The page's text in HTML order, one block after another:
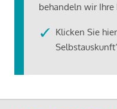
behandeln wir
Klicken Sie